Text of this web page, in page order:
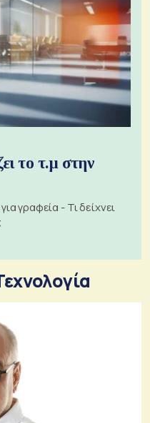
το τ.μ στην
γραφεία - Τι δείχνει